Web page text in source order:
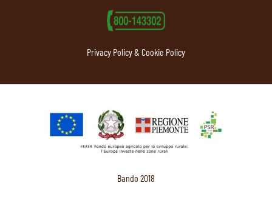
Privacy Policy & Cookie Policy
Bando 2018